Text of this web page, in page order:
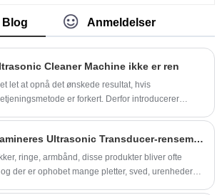
ultralydstransducer er en
anvendt sandwichtransducer ud over
magnetostriktive struktur.
Blog Anmeldelser
Cleaner Machine ikke er ren
let at opnå det ønskede resultat, hvis
er forkert. Derfor introducerer
Hvordan dekontamineres Ultrasonic Transducer-rensemaskine?
ringe, armbånd, disse produkter bliver ofte
der er ophobet mange pletter, sved, urenheder